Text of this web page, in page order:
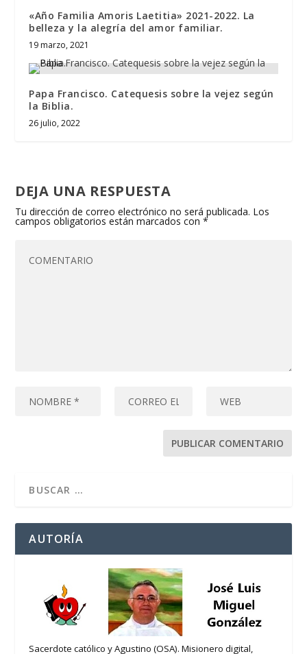
«Año Familia Amoris Laetitia» 2021-2022. La
belleza y la alegría del amor familiar.
19 marzo, 2021
Papa Francisco. Catequesis sobre la vejez según
la Biblia.
26 julio, 2022
DEJA UNA RESPUESTA
Tu dirección de correo electrónico no será publicada. Los
campos obligatorios están marcados con*
AUTORÍA
Sacerdote católico y Agustino (OSA). Misionero digital,